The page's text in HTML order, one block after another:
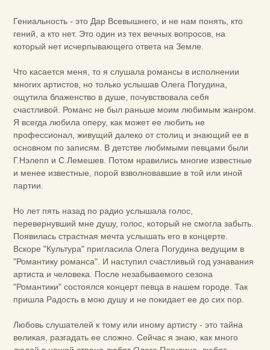
Гениальность - это Дар Всевышнего, и не нам понять, кто
гений, а кто нет. Это один из тех вечных вопросов, на
который нет исчерпывающего ответа на Земле.
Что касается меня, то я слушала романсы в исполнении
многих артистов, но только услышав Олега Погудина,
ощутила блаженство в душе, почувствовала себя
счастливой. Романс не был раньше моим любимым жанром.
Я всегда любила оперу, как может ее любить не
профессионал, живущий далеко от столиц и знающий ее в
основном по записям. В детстве любимыми певцами были
Г.Нэлепп и С.Лемешев. Потом нравились многие известные
и менее известные, порой взволновавшие в той или иной
партии.
Но лет пять назад по радио услышала голос,
перевернувший мне душу, голос, который не смогла забыть.
Появилась страстная мечта услышать его в концерте.
Вскоре "Культура" пригласила Олега Погудина ведущим в
"Романтику романса". И наступил счастливый год узнавания
артиста и человека. После незабываемого сезона
"Романтики" состоялся концерт певца в нашем городе. Так
пришла Радость в мою душу и не покидает ее до сих пор.
Любовь слушателей к тому или иному артисту - это тайна
великая, разгадать ее сложно. Сейчас я знаю, как много